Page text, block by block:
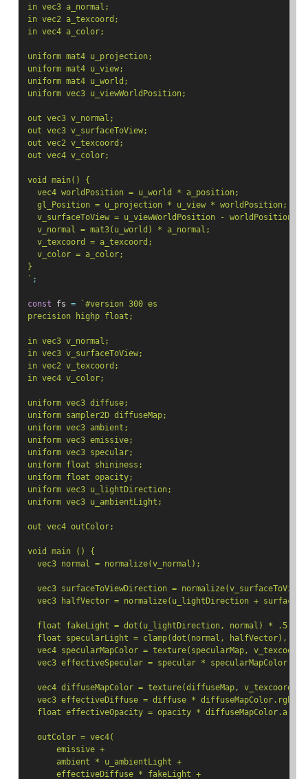
in vec3 a_normal;
in vec2 a_texcoord;
in vec4 a_color;
uniform mat4 u_projection;
uniform mat4 u_view;
uniform mat4 u_world;
uniform vec3 u_viewWorldPosition;
out vec3 v_normal;
out vec3 v_surfaceToView;
out vec2 v_texcoord;
out vec4 v_color;
void main() {
  vec4 worldPosition = u_world * a_position;
  gl_Position = u_projection * u_view * worldPosition;
v_surfaceToView = u_viewWorldPosition -
  v_normal = mat3(u_world) * a_normal;
  v_texcoord = a_texcoord;
  v_color = a_color;
}
` ;
const fs =
`#version 300 es
precision highp float;
in vec3 v_normal;
in vec3 v_surfaceToView;
in vec2 v_texcoord;
in vec4 v_color;
uniform vec3 diffuse;
uniform sampler2D diffuseMap;
uniform vec3 ambient;
uniform vec3 emissive;
uniform vec3 specular;
uniform float shininess;
uniform float opacity;
uniform vec3 u_lightDirection;
uniform vec3 u_ambientLight;
out vec4 outColor;
void main () {
  vec3 normal = normalize(v_normal);
vec3 surfaceToViewDirection =
vec3 halfVector = normalize(u_lightDirection +
float fakeLight = dot(u_lightDirection, normal) * .5 +
float specularLight = clamp(dot(normal, halfVector),
vec4 specularMapColor = texture(specularMap,
vec3 effectiveSpecular = specular *
  vec4 diffuseMapColor = texture(diffuseMap, v_texcoord);
vec3 effectiveDiffuse = diffuse * diffuseMapColor.rgb *
float effectiveOpacity = opacity * diffuseMapColor.a *
  outColor = vec4(
      emissive +
      ambient * u_ambientLight +
      effectiveDiffuse * fakeLight +